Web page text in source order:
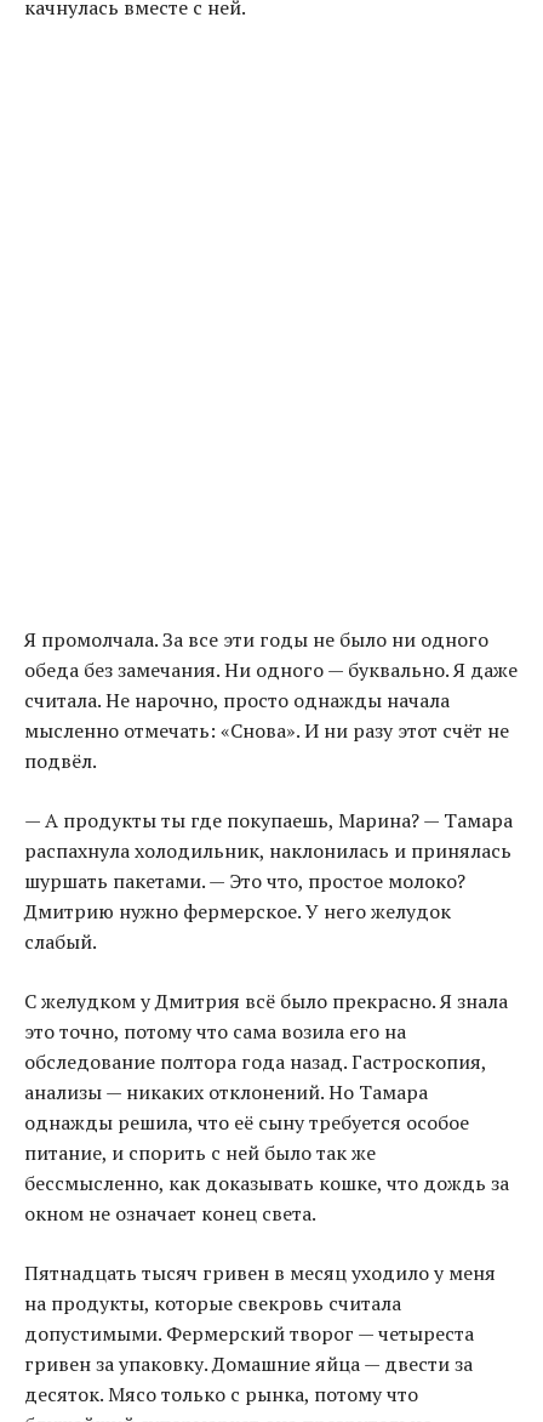
качнулась вместе с ней.
Я промолчала. За все эти годы не было ни одного
обеда без замечания. Ни одного — буквально. Я даже
считала. Не нарочно, просто однажды начала
мысленно отмечать: «Снова». И ни разу этот счёт не
подвёл.
— А продукты ты где покупаешь, Марина? — Тамара
распахнула холодильник, наклонилась и принялась
шуршать пакетами. — Это что, простое молоко?
Дмитрию нужно фермерское. У него желудок
слабый.
С желудком у Дмитрия всё было прекрасно. Я знала
это точно, потому что сама возила его на
обследование полтора года назад. Гастроскопия,
анализы — никаких отклонений. Но Тамара
однажды решила, что её сыну требуется особое
питание, и спорить с ней было так же
бессмысленно, как доказывать кошке, что дождь за
окном не означает конец света.
Пятнадцать тысяч гривен в месяц уходило у меня
на продукты, которые свекровь считала
допустимыми. Фермерский творог — четыреста
гривен за упаковку. Домашние яйца — двести за
десяток. Мясо только с рынка, потому что